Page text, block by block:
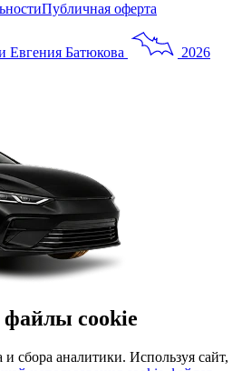
Публичная оферта
Евгения Батюкова
2026
cookie
сбора аналитики. Используя сайт,